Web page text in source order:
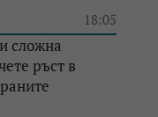
18:05
сложна
ръст в